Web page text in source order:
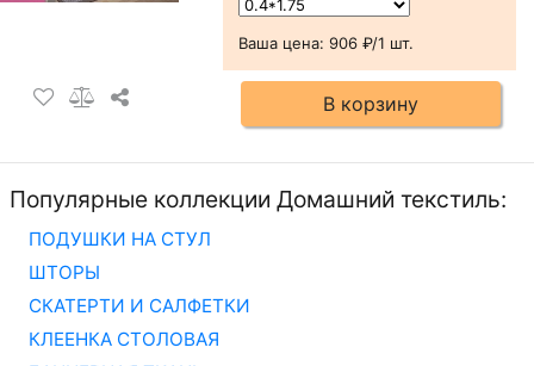
Ваша цена: 906 ₽/1 шт.
В корзину
Популярные коллекции Домашний текстиль:
ПОДУШКИ НА СТУЛ
ШТОРЫ
СКАТЕРТИ И САЛФЕТКИ
КЛЕЕНКА СТОЛОВАЯ